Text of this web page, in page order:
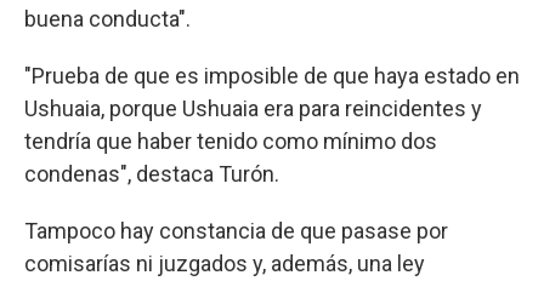
buena conducta".
"Prueba de que es imposible de que haya estado en
Ushuaia, porque Ushuaia era para reincidentes y
tendría que haber tenido como mínimo dos
condenas", destaca Turón.
Tampoco hay constancia de que pasase por
comisarías ni juzgados y, además, una ley